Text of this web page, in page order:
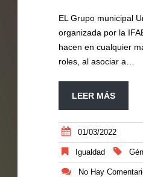
EL Grupo municipal
organizada por la
hacen en cualquier
roles, al asociar a…
LEER MÁS
01/03/2022
Igualdad
No Hay